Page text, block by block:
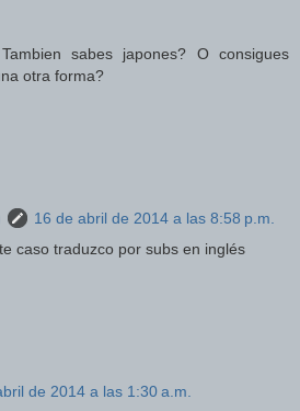
sabes japones? O consigues
otra forma?
16 de abril de 2014 a las 8:58 p.m.
caso traduzco por subs en inglés
de 2014 a las 1:30 a.m.